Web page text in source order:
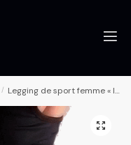
/ Legging de sport femme « I LOVE SQUAT »